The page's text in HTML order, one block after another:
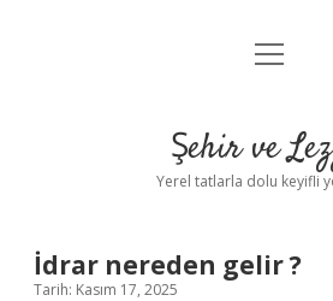
Anasayfa
Yasal Uyarı
menüyü
Şehir ve
Yerel tatlarla dolu keyifli
İdrar nereden gelir ?
Tarih: Kasım 17, 2025